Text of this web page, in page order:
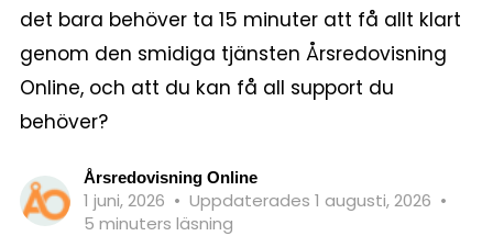
det bara behöver ta 15 minuter att få allt klart
genom den smidiga tjänsten Årsredovisning
Online, och att du kan få all support du
behöver?
Årsredovisning Online
1 juni, 2026 • Uppdaterades 1 augusti, 2026 •
5 minuters läsning